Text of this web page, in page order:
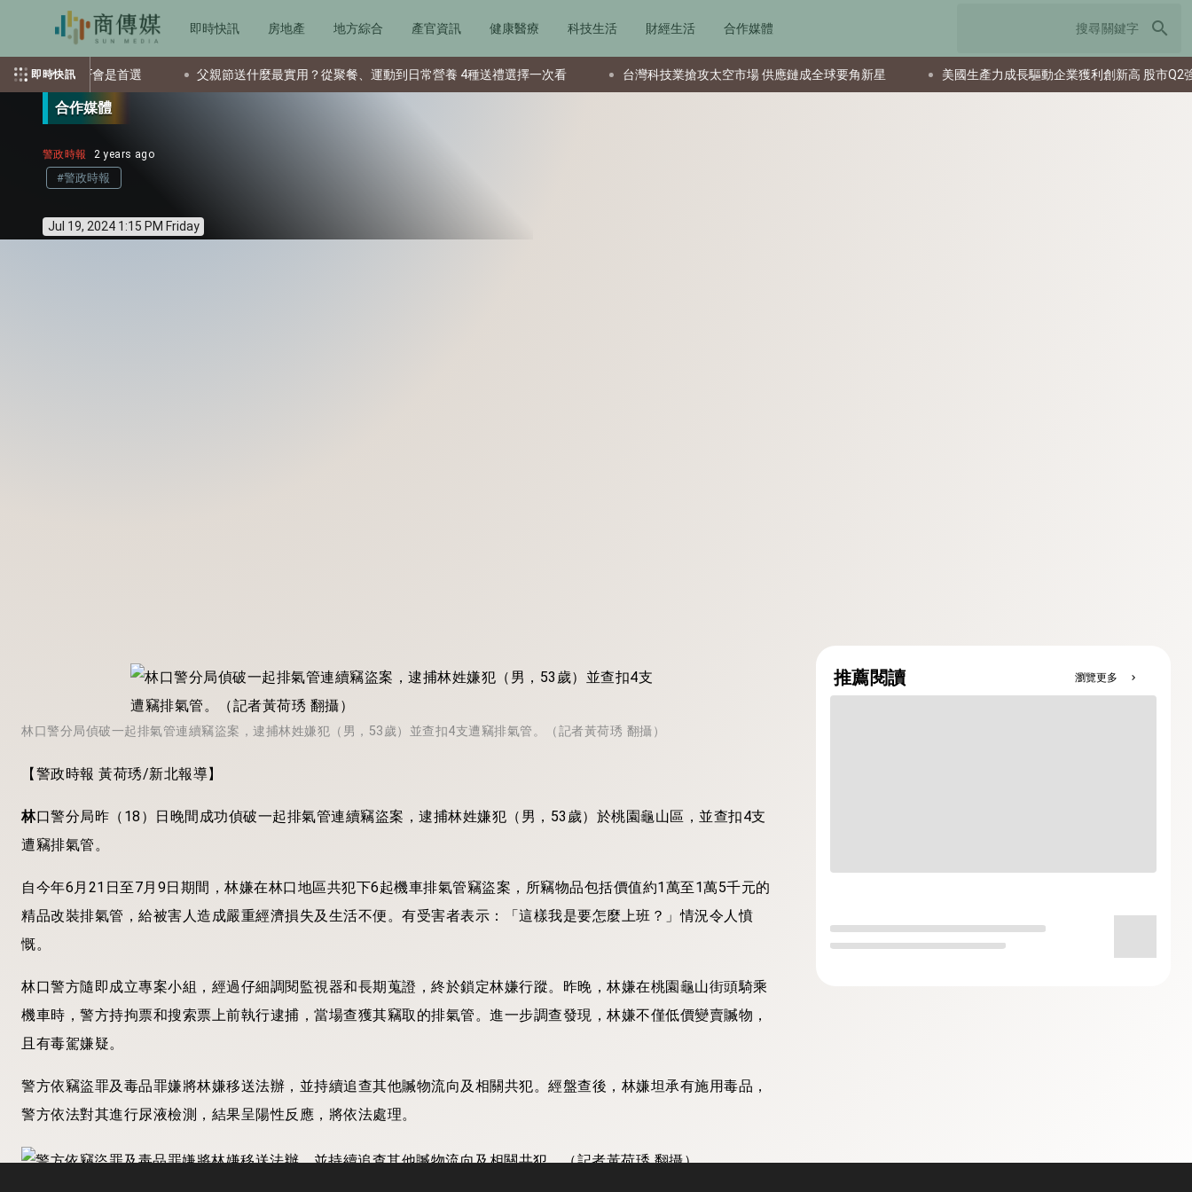
即時快訊 房地產 地方綜合 產官資訊 健康醫療 科技生活 財經生活 合作媒體 search
即時快訊
檔ETF會是首選 父親節送什麼最實用？從聚餐、運動到日常營養 4種送禮選擇一次看 台灣科技業搶攻太空市場 供應鏈成全球要角新星 美國生產力成長驅動企業獲利創新高 股市Q2強勁反彈
合作媒體
警政時報 2 years ago
#警政時報
Jul 19, 2024 1:15 PM Friday
林口警分局偵破一起排氣管連續竊盜案，逮捕林姓嫌犯（男，53歲）並查扣4支遭竊排氣管。（記者黃荷琇 翻攝）
【警政時報 黃荷琇/新北報導】
林口警分局昨（18）日晚間成功偵破一起排氣管連續竊盜案，逮捕林姓嫌犯（男，53歲）於桃園龜山區，並查扣4支
遭竊排氣管。
自今年6月21日至7月9日期間，林嫌在林口地區共犯下6起機車排氣管竊盜案，所竊物品包括價值約1萬至1萬5千元的
精品改裝排氣管，給被害人造成嚴重經濟損失及生活不便。有受害者表示：「這樣我是要怎麼上班？」情況令人憤
慨。
林口警方隨即成立專案小組，經過仔細調閱監視器和長期蒐證，終於鎖定林嫌行蹤。昨晚，林嫌在桃園龜山街頭騎乘
機車時，警方持拘票和搜索票上前執行逮捕，當場查獲其竊取的排氣管。進一步調查發現，林嫌不僅低價變賣贓物，
且有毒駕嫌疑。
警方依竊盜罪及毒品罪嫌將林嫌移送法辦，並持續追查其他贓物流向及相關共犯。經盤查後，林嫌坦承有施用毒品，
警方依法對其進行尿液檢測，結果呈陽性反應，將依法處理。
推薦閱讀 瀏覽更多 chevron_right